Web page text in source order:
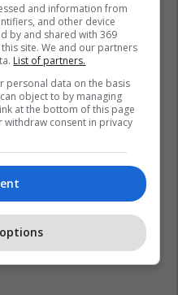
Estate
and information from
and other device
by and shared with 369
site. We and our partners
List of partners.
personal data on the basis
object to by managing
at the bottom of this page
withdraw consent in privacy